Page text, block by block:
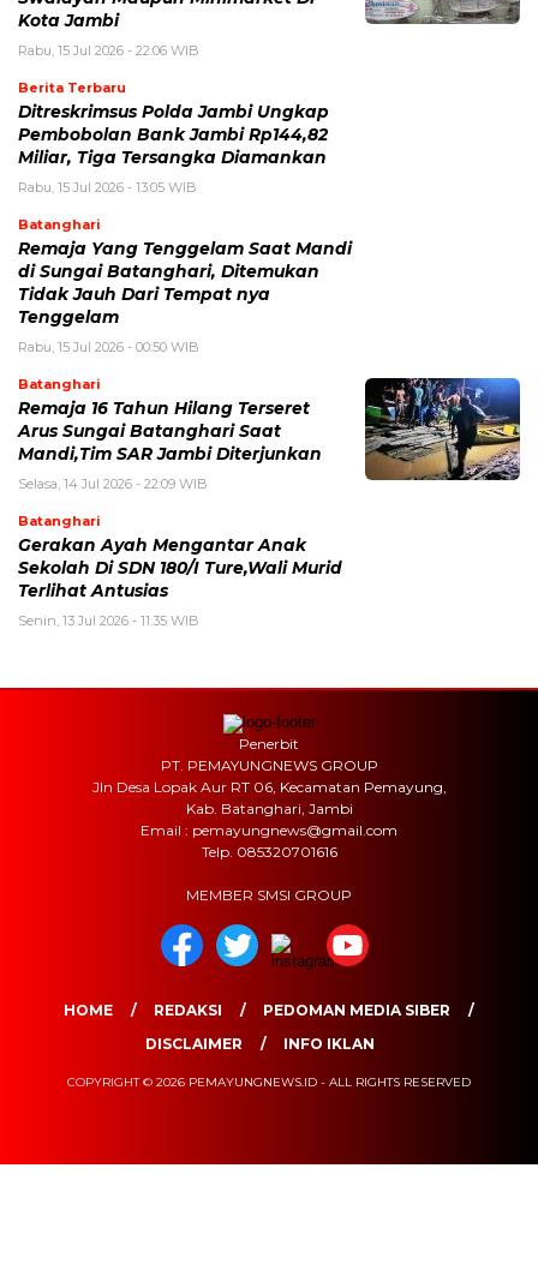
Kota Jambi
Rabu, 15 Jul 2026 - 22:06 WIB
Berita Terbaru
Ditreskrimsus Polda Jambi Ungkap
Pembobolan Bank Jambi Rp144,82
Miliar, Tiga Tersangka Diamankan
Rabu, 15 Jul 2026 - 13:05 WIB
Batanghari
Remaja Yang Tenggelam Saat Mandi
di Sungai Batanghari, Ditemukan
Tidak Jauh Dari Tempat nya
Tenggelam
Rabu, 15 Jul 2026 - 00:50 WIB
Batanghari
Remaja 16 Tahun Hilang Terseret
Arus Sungai Batanghari Saat
Mandi,Tim SAR Jambi Diterjunkan
Selasa, 14 Jul 2026 - 22:09 WIB
Batanghari
Gerakan Ayah Mengantar Anak
Sekolah Di SDN 180/I Ture,Wali Murid
Terlihat Antusias
Senin, 13 Jul 2026 - 11:35 WIB
Penerbit
PT. PEMAYUNGNEWS GROUP
Jln Desa Lopak Aur RT 06, Kecamatan Pemayung,
Kab. Batanghari, Jambi
Email : pemayungnews@gmail.com
Telp. 085320701616
MEMBER SMSI GROUP
HOME REDAKSI
PEDOMAN MEDIA SIBER
DISCLAIMER
INFO IKLAN
COPYRIGHT © 2026 PEMAYUNGNEWS.ID - ALL RIGHTS RESERVED